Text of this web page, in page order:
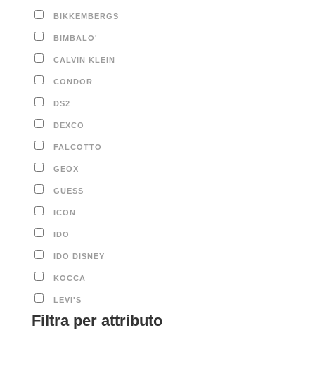
BIKKEMBERGS
BIMBALO'
CALVIN KLEIN
CONDOR
DS2
DEXCO
FALCOTTO
GEOX
GUESS
ICON
IDO
IDO DISNEY
KOCCA
LEVI'S
Filtra per attributo